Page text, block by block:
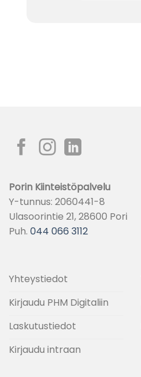
Porin Kiinteistöpalvelu
Y-tunnus: 2060441-8
Ulasoorintie 21, 28600 Pori
Puh. 044 066 3112
Yhteystiedot
Kirjaudu PHM Digitaliin
Laskutustiedot
Kirjaudu intraan